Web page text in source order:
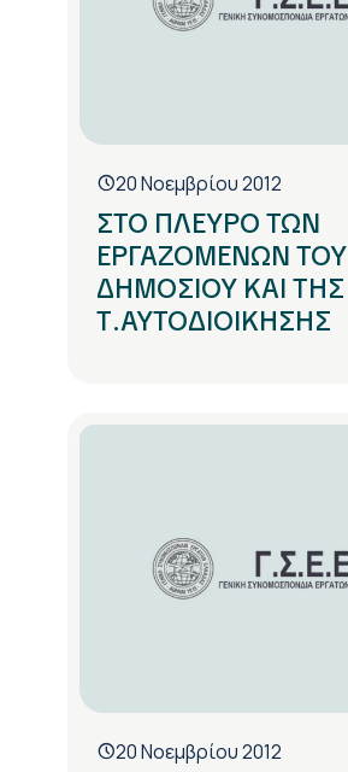
20 Νοεμβρίου 2012
ΣΤΟ ΠΛΕΥΡΟ ΤΩΝ
ΕΡΓΑΖΟΜΕΝΩΝ ΤΟΥ
ΔΗΜΟΣΙΟΥ ΚΑΙ ΤΗΣ
Τ.ΑΥΤΟΔΙΟΙΚΗΣΗΣ
20 Νοεμβρίου 2012